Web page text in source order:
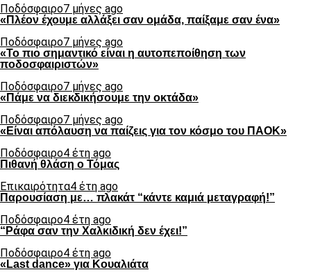
Ποδόσφαιρο7 μήνες ago
«Πλέον έχουμε αλλάξει σαν ομάδα, παίξαμε σαν ένα»
Ποδόσφαιρο7 μήνες ago
«Το πιο σημαντικό είναι η αυτοπεποίθηση των
ποδοσφαιριστών»
Ποδόσφαιρο7 μήνες ago
«Πάμε να διεκδικήσουμε την οκτάδα»
Ποδόσφαιρο7 μήνες ago
«Είναι απόλαυση να παίζεις για τον κόσμο του ΠΑΟΚ»
Ποδόσφαιρο4 έτη ago
Πιθανή θλάση ο Τόμας
Επικαιρότητα4 έτη ago
Παρουσίαση με… πλακάτ “κάντε καμιά μεταγραφή!”
Ποδόσφαιρο4 έτη ago
“Ράφα σαν την Χαλκιδική δεν έχει!”
Ποδόσφαιρο4 έτη ago
«Last dance» για Κουαλιάτα